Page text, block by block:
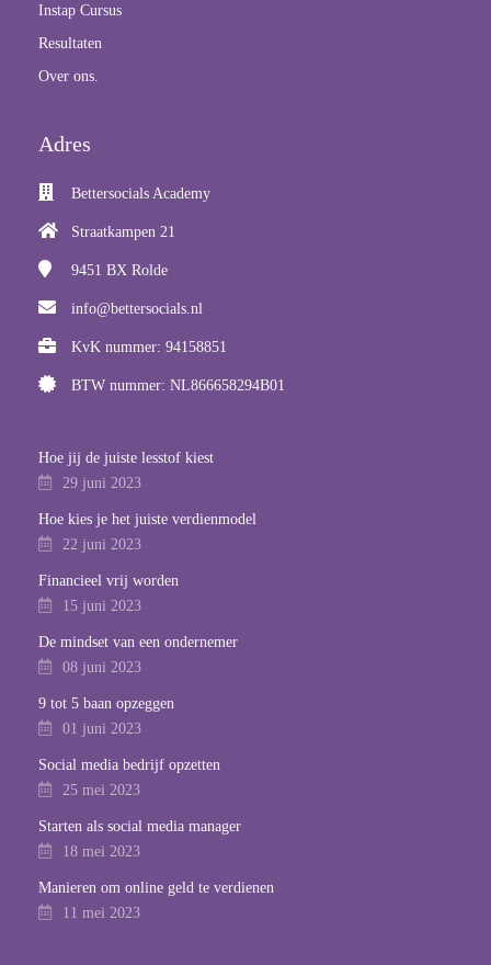
Instap Cursus
Resultaten
Over ons.
Adres
Bettersocials Academy
Straatkampen 21
9451 BX Rolde
info@bettersocials.nl
KvK nummer: 94158851
BTW nummer: NL866658294B01
Hoe jij de juiste lesstof kiest
29 juni 2023
Hoe kies je het juiste verdienmodel
22 juni 2023
Financieel vrij worden
15 juni 2023
De mindset van een ondernemer
08 juni 2023
9 tot 5 baan opzeggen
01 juni 2023
Social media bedrijf opzetten
25 mei 2023
Starten als social media manager
18 mei 2023
Manieren om online geld te verdienen
11 mei 2023